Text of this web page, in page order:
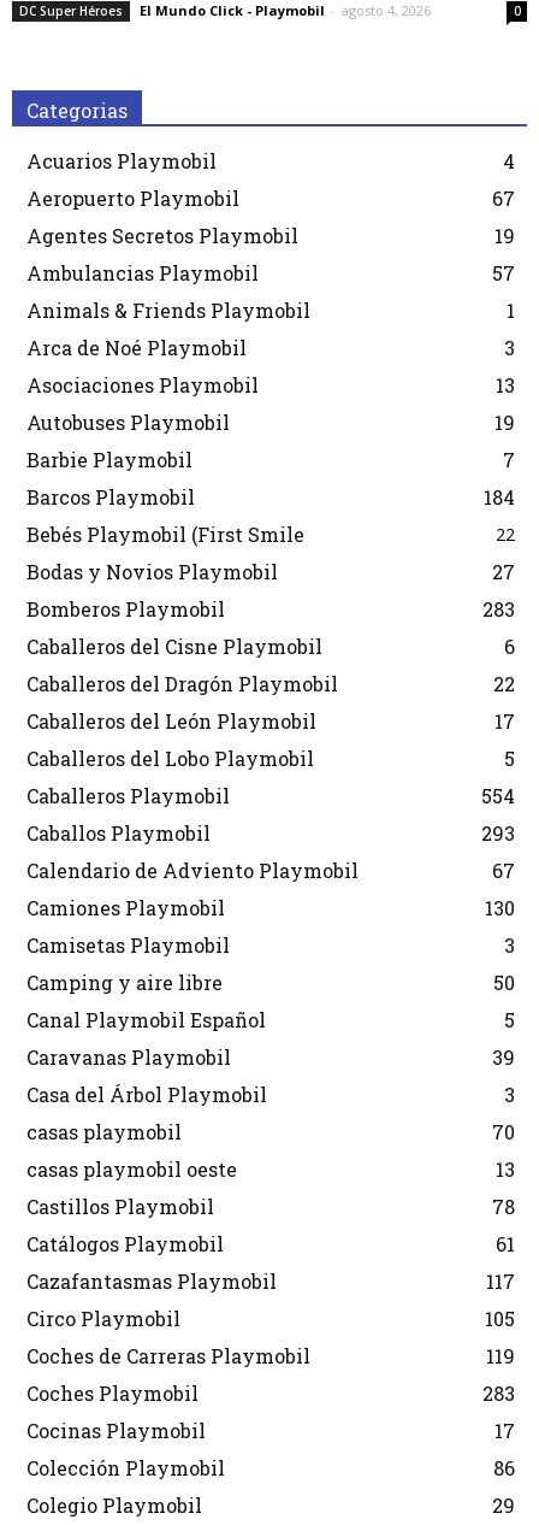
DC Super Héroes El Mundo Click - Playmobil - agosto 4, 2026 0
Categorias
Acuarios Playmobil
4
Aeropuerto Playmobil
67
Agentes Secretos Playmobil
19
Ambulancias Playmobil
57
Animals & Friends Playmobil
1
Arca de Noé Playmobil
3
Asociaciones Playmobil
13
Autobuses Playmobil
19
Barbie Playmobil
7
Barcos Playmobil
184
Bebés Playmobil (First Smile
22
Bodas y Novios Playmobil
27
Bomberos Playmobil
283
Caballeros del Cisne Playmobil
6
Caballeros del Dragón Playmobil
22
Caballeros del León Playmobil
17
Caballeros del Lobo Playmobil
5
Caballeros Playmobil
554
Caballos Playmobil
293
Calendario de Adviento Playmobil
67
Camiones Playmobil
130
Camisetas Playmobil
3
Camping y aire libre
50
Canal Playmobil Español
5
Caravanas Playmobil
39
Casa del Árbol Playmobil
3
casas playmobil
70
casas playmobil oeste
13
Castillos Playmobil
78
Catálogos Playmobil
61
Cazafantasmas Playmobil
117
Circo Playmobil
105
Coches de Carreras Playmobil
119
Coches Playmobil
283
Cocinas Playmobil
17
Colección Playmobil
86
Colegio Playmobil
29